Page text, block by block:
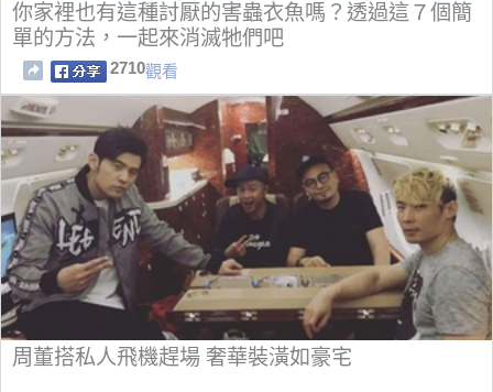
你家裡也有這種討厭的害蟲衣魚嗎？透過這７個簡
單的方法，一起來消滅牠們吧
2710觀看
周董搭私人飛機趕場 奢華裝潢如豪宅